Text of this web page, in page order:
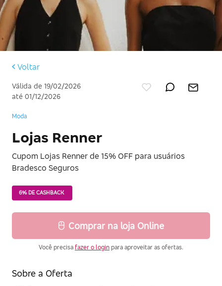
Voltar
Válida de 19/02/2026
até 01/12/2026
Moda
Lojas Renner
Cupom Lojas Renner de 15% OFF para usuários
Bradesco Seguros
6% DE CASHBACK
Comprar na loja Online
Você precisa fazer o login para aproveitar as ofertas.
Sobre a Oferta